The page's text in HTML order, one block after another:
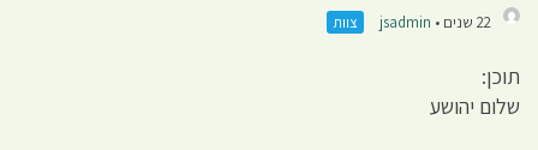
22 שנים • jsadmin צוות
תוכן:
שלום יהושע